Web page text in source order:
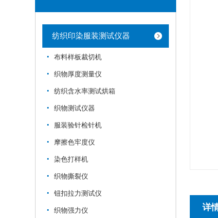
纺织印染服装测试仪器
布料样板裁切机
织物厚度测量仪
纺织含水率测试烘箱
织物测试仪器
服装验针检针机
摩擦色牢度仪
染色打样机
织物撕裂仪
钮扣拉力测试仪
织物强力仪 详